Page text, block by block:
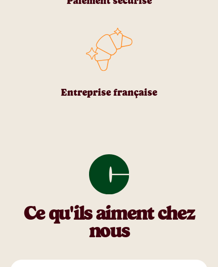
Entreprise française
Ce qu'ils aiment chez
nous